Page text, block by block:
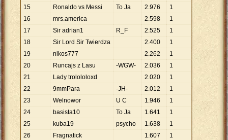
15
Ronaldo vs Messi To Ja 2.976
1
16
mrs.america 2.598
1
17
Sir adrian1 R_F 2.525
1
18
Sir Lord Sir Twierdza 2.400
1
19
nikos777 2.262
1
20
Runcajs z Lasu -WGW- 2.036
1
21
Lady trolololoxd 2.020
1
22
9mmPara -JH- 2.012
1
23
Welnowor U C 1.946
1
24
basista10 To Ja 1.641
1
25
kuba19 psycho 1.638
1
26
Fragnatick 1.607
1